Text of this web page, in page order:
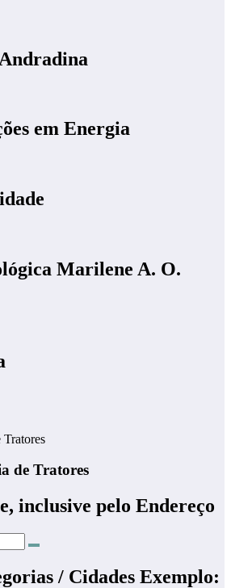
em Energia
Marilene A. O.
Tratores
de Tratores
inclusive pelo Endereço
/ Cidades Exemplo: